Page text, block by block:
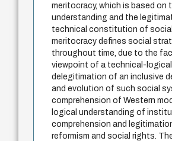
meritocracy, which is based
understanding and the
technical constitution of
meritocracy defines social
throughout time, due to the
viewpoint of a technical-
delegitimation of an inclusive
and evolution of such social
comprehension of Western
logical understanding of
comprehension and
reformism and social rights.